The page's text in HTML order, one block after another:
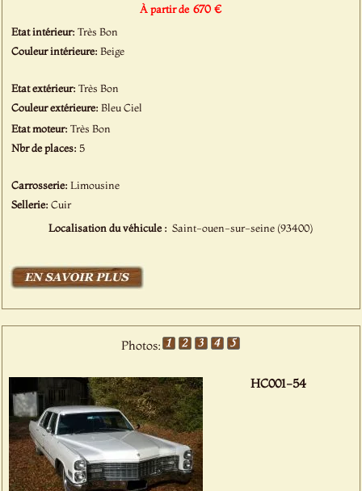
À partir de 670 €
Etat intérieur:Très Bon
Couleur intérieure:Beige
Etat extérieur:Très Bon
Couleur extérieure:Bleu Ciel
Etat moteur:Très Bon
Nbr de places:5
Carrosserie:Limousine
Sellerie:Cuir
Localisation du véhicule : Saint-ouen-sur-seine (93400)
Photos:
HC001-54